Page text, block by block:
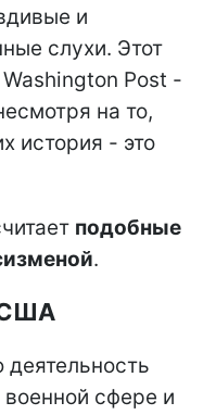
и
слухи. Этот
Post -
на то,
история - это
подобные
.
США
сфере и